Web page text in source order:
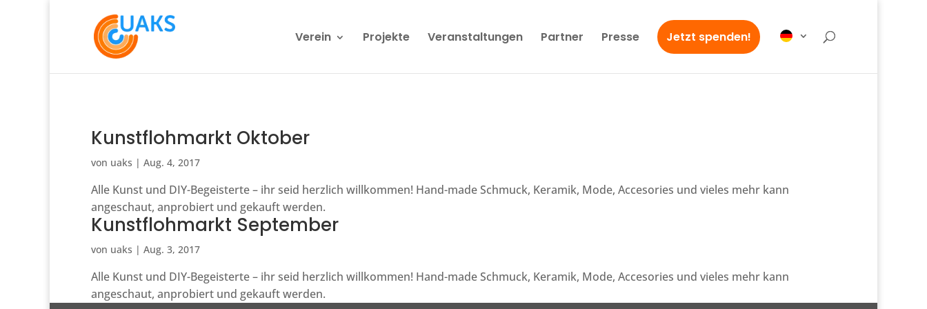
Verein Projekte Veranstaltungen Partner Presse Jetzt spenden!
Kunstflohmarkt Oktober
von uaks | Aug. 4, 2017
Alle Kunst und DIY-Begeisterte – ihr seid herzlich willkommen! Hand-made Schmuck, Keramik, Mode, Accesories und vieles mehr kann
angeschaut, anprobiert und gekauft werden.
Kunstflohmarkt September
von uaks | Aug. 3, 2017
Alle Kunst und DIY-Begeisterte – ihr seid herzlich willkommen! Hand-made Schmuck, Keramik, Mode, Accesories und vieles mehr kann
angeschaut, anprobiert und gekauft werden.